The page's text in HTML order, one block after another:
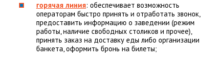
горячая линия: обеспечивает возможность
операторам быстро принять и отработать звонок,
предоставить информацию о заведении (режим
работы, наличие свободных столиков и прочее),
принять заказ на доставку еды либо организации
банкета, оформить бронь на билеты;